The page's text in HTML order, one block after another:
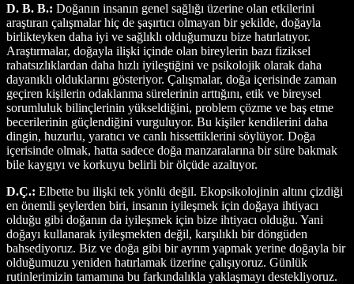
D. B. B.: Doğanın insanın genel sağlığı üzerine olan etkilerini
araştıran çalışmalar hiç de şaşırtıcı olmayan bir şekilde, doğayla
birlikteyken daha iyi ve sağlıklı olduğumuzu bize hatırlatıyor.
Araştırmalar, doğayla ilişki içinde olan bireylerin bazı fiziksel
rahatsızlıklardan daha hızlı iyileştiğini ve psikolojik olarak daha
dayanıklı olduklarını gösteriyor. Çalışmalar, doğa içerisinde zaman
geçiren kişilerin odaklanma sürelerinin arttığını, etik ve bireysel
sorumluluk bilinçlerinin yükseldiğini, problem çözme ve baş etme
becerilerinin güçlendiğini vurguluyor. Bu kişiler kendilerini daha
dingin, huzurlu, yaratıcı ve canlı hissettiklerini söylüyor. Doğa
içerisinde olmak, hatta sadece doğa manzaralarına bir süre bakmak
bile kaygıyı ve korkuyu belirli bir ölçüde azaltıyor.
D.Ç.: Elbette bu ilişki tek yönlü değil. Ekopsikolojinin altını çizdiği
en önemli şeylerden biri, insanın iyileşmek için doğaya ihtiyacı
olduğu gibi doğanın da iyileşmek için bize ihtiyacı olduğu. Yani
doğayı kullanarak iyileşmekten değil, karşılıklı bir döngüden
bahsediyoruz. Biz ve doğa gibi bir ayrım yapmak yerine doğayla bir
olduğumuzu yeniden hatırlamak üzerine çalışıyoruz. Günlük
rutinlerimizin tamamına bu farkındalıkla yaklaşmayı destekliyoruz.